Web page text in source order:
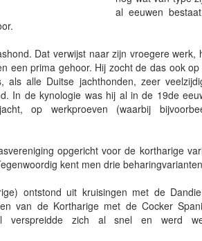
al eeuwen
Dat verwijst naar zijn vroegere
een prima gehoor. Hij zocht de das ook
als alle Duitse jachthonden, zeer
In de kynologie was hij al in de 19de
op werkproeven (waarbij
opgericht voor de kortharige
kent men drie
ontstond uit kruisingen met de
van de Kortharige met de Cocker
verspreidde zich al snel en werd